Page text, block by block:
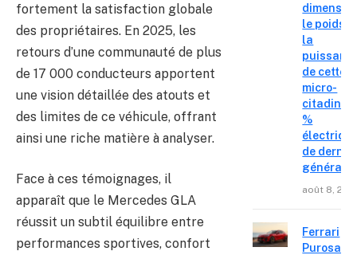
fortement la satisfaction globale
des propriétaires. En 2025, les
retours d’une communauté de plus
de 17 000 conducteurs apportent
une vision détaillée des atouts et
des limites de ce véhicule, offrant
ainsi une riche matière à analyser.
Face à ces témoignages, il
apparaît que le Mercedes GLA
réussit un subtil équilibre entre
performances sportives, confort
le poids
la
de cette
micro-
citadine
%
de
août 8,
Ferrari